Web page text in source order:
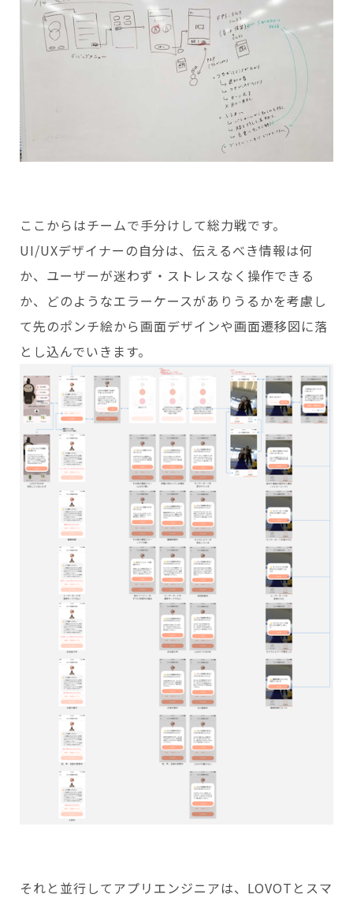
ここからはチームで手分けして総力戦です。
UI/UXデザイナーの自分は、伝えるべき情報は何
か、ユーザーが迷わず・ストレスなく操作できる
か、どのようなエラーケースがありうるかを考慮し
て先のポンチ絵から画面デザインや画面遷移図に落
とし込んでいきます。
それと並行してアプリエンジニアは、LOVOTとスマ